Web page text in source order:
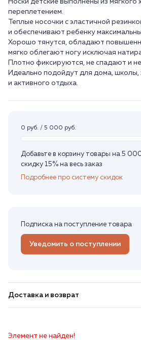
Носки детские выполнены из
переплетением.
Теплые носочки с эластичной
и обеспечивают ребенку
Хорошо тянутся, обладают
мягко облегают ногу исключая
Плотно фиксируются, не спадают и
Идеально подойдут для дома, школы,
0 руб. / 5 000 руб.
Добавьте в корзину товары на 5
скидку 15% на весь заказ
Подробнее про систему скидок
Подписка на поступление товара
Уведомить о поступлении
Доставка и возврат
Элемент не найден!